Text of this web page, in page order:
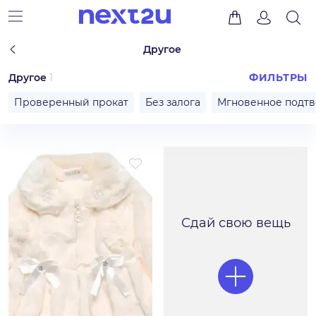
Другое
Другое 1
ФИЛЬТРЫ
Проверенный прокат
Без залога Мгновенное
Сдай свою вещь